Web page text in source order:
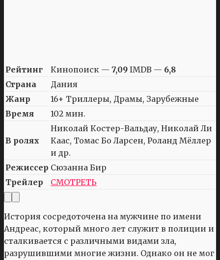
Рейтинг Кинопоиск — 7,09 IMDB — 6,8
Страна
Дания
Жанр
16+ Триллеры, Драмы, Зарубежные
Время
102 мин.
В ролях
Николай Костер-Вальдау, Николай Ли
Каас, Томас Бо Ларсен, Роланд Мёллер
и др.
Режиссер Сюзанна Бир
Трейлер
СМОТРЕТЬ
История сосредоточена на мужчине по имени
Андреас, который много лет служит в полиции и
сталкивается с различными видами зла,
разрушившими многие жизни. Однако он не мог